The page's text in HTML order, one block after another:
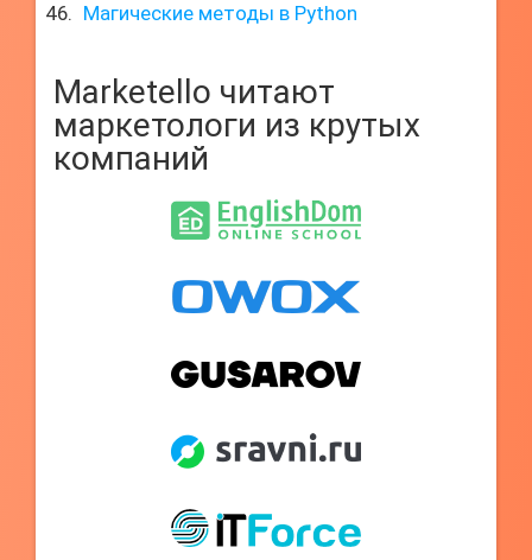
Магические методы в Python
Marketello читают
маркетологи из крутых
компаний